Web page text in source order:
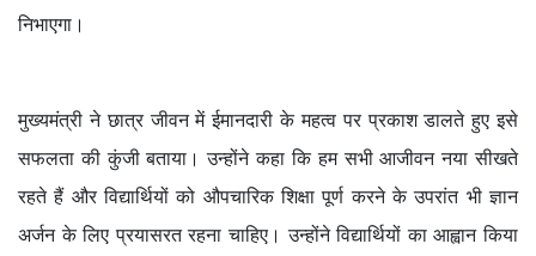
निभाएगा।
मुख्यमंत्री ने छात्र जीवन में ईमानदारी के महत्व पर प्रकाश डालते हुए इसे
सफलता की कुंजी बताया। उन्होंने कहा कि हम सभी आजीवन नया सीखते
रहते हैं और विद्यार्थियों को औपचारिक शिक्षा पूर्ण करने के उपरांत भी ज्ञान
अर्जन के लिए प्रयासरत रहना चाहिए। उन्होंने विद्यार्थियों का आह्वान किया